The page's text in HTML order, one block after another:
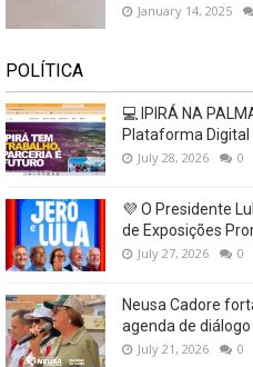
January 14, 2025
POLÍTICA
💻 IPIRÁ NA
Plataforma Digital
July 28, 2026 0
💜 O Presidente
de Exposições
July 27, 2026 0
Neusa Cadore
agenda de
July 21, 2026 0